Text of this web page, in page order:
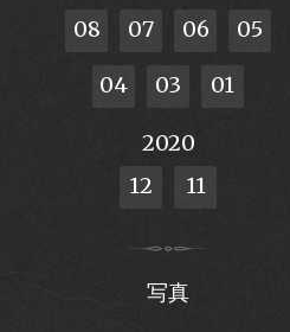
08 07 06 05
04 03 01
2020
12
11
写真